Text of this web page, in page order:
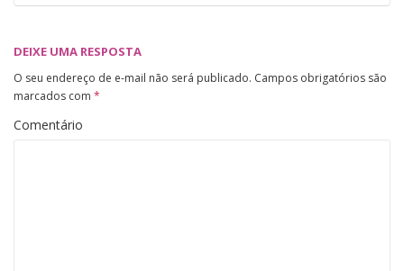
DEIXE UMA RESPOSTA
O seu endereço de e-mail não será publicado. Campos obrigatórios são
marcados com *
Comentário